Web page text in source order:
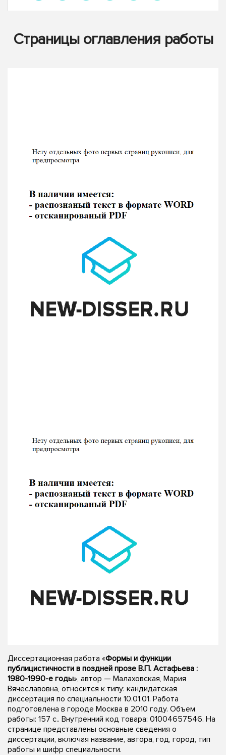
Страницы оглавления работы
Диссертационная работа «Формы и функции
публицистичности в поздней прозе В.П. Астафьева :
1980-1990-е годы», автор — Малаховская, Мария
Вячеславовна, относится к типу: кандидатская
диссертация по специальности 10.01.01. Работа
подготовлена в городе Москва в 2010 году. Объем
работы: 157 с.. Внутренний код товара: 01004657546. На
странице представлены основные сведения о
диссертации, включая название, автора, год, город, тип
работы и шифр специальности.